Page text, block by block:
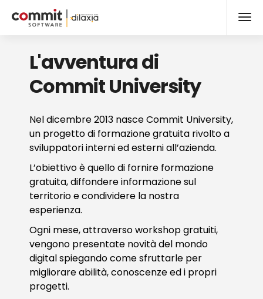
L'avventura di
Commit University
Nel dicembre 2013 nasce Commit University,
un progetto di formazione gratuita rivolto a
sviluppatori interni ed esterni all’azienda.
L’obiettivo è quello di fornire formazione
gratuita, diffondere informazione sul
territorio e condividere la nostra
esperienza.
Ogni mese, attraverso workshop gratuiti,
vengono presentate novità del mondo
digital spiegando come sfruttarle per
migliorare abilità, conoscenze ed i propri
progetti.